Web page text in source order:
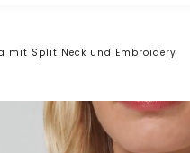
mit Split Neck und Embroidery